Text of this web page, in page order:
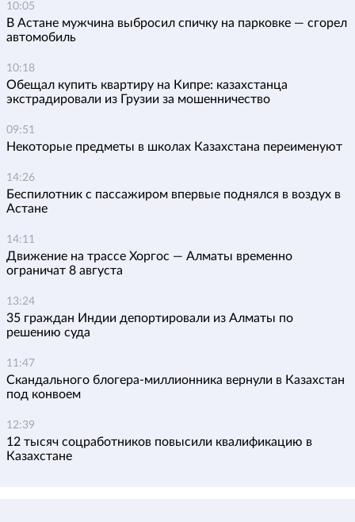
10:05
В Астане мужчина выбросил спичку на парковке — сгорел
автомобиль
10:18
Обещал купить квартиру на Кипре: казахстанца
экстрадировали из Грузии за мошенничество
09:51
Некоторые предметы в школах Казахстана переименуют
14:26
Беспилотник с пассажиром впервые поднялся в воздух в
Астане
14:11
Движение на трассе Хоргос — Алматы временно
ограничат 8 августа
13:24
35 граждан Индии депортировали из Алматы по
решению суда
11:47
Скандального блогера-миллионника вернули в Казахстан
под конвоем
12:39
12 тысяч соцработников повысили квалификацию в
Казахстане